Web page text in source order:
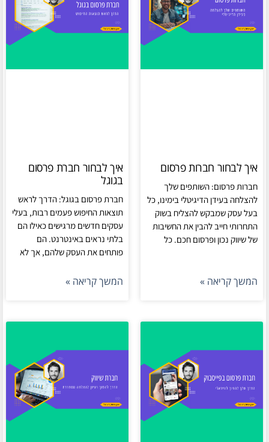
איך לבחור חברות פרסום
חברות פרסום: השותפים שלך
להצלחה בעידן הדיגיטלי בימינו, כל
בעל עסק שמבקש להצליח בשוק
התחרותי חייב להבין את החשיבות
של שיווק נכון ופרסום חכם. כל
המשך קריאה »
איך לבחור חברת פרסום
בגוגל
חברת פרסום בגוגל: הדרך לראש
תוצאות החיפוש פעמים רבות, בעלי
עסקים חדשים מרגישים כאילו הם
בלתי נראים באינטרנט. הם
פותחים את העסק שלהם, אך לא
המשך קריאה »